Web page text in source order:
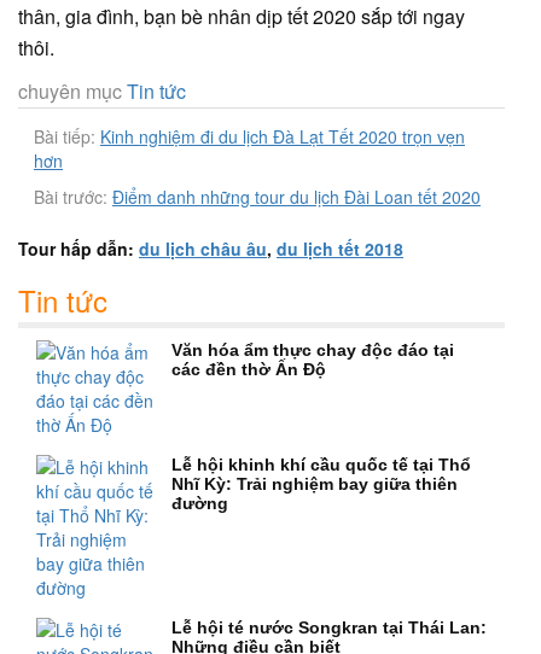
thân, gia đình, bạn bè nhân dịp tết 2020 sắp tới ngay
thôi.
chuyên mụcTin tức
Bài tiếp: Kinh nghiệm đi du lịch Đà Lạt Tết 2020 trọn vẹn
hơn
Bài trước: Điểm danh những tour du lịch Đài Loan tết 2020
Tour hấp dẫn: du lịch châu âu, du lịch tết 2018
Tin tức
Văn hóa ẩm thực chay độc đáo tại
các đền thờ Ấn Độ
Lễ hội khinh khí cầu quốc tế tại Thổ
Nhĩ Kỳ: Trải nghiệm bay giữa thiên
đường
Lễ hội té nước Songkran tại Thái Lan:
Những điều cần biết